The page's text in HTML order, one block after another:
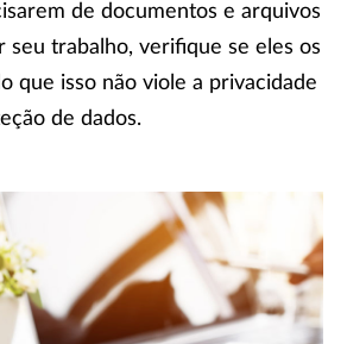
de documentos e arquivos
seu trabalho, verifique se eles os
que isso não viole a privacidade
de dados.